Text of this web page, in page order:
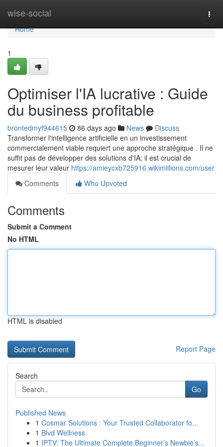
wise-social
Home
Home
1
Optimiser l'IA lucrative : Guide
du business profitable
brontedmyf944615 86 days ago News
Discuss
Transformer l'intelligence artificielle en un investissement
commercialement viable requiert une approche stratégique . Il ne
suffit pas de développer des solutions d'IA; il est crucial de
mesurer leur valeur https://amieycxb725916.wikimillions.com/user
Comments
Who Upvoted
Comments
Submit a Comment
No HTML
HTML is disabled
Report Page
Search
Go
Published News
1 Cosmar Solutions : Your Trusted Collaborator fo...
1 Blvd Wellness
1 IPTV: The Ultimate Complete Beginner’s Newbie’s...